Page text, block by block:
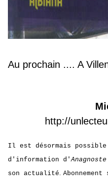
Au prochain .... A
http://
Il est désormais
d'information d'Anagnoste
son actualité.